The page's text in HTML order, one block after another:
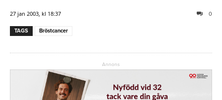
27 jan 2003, kl 18:37 0
TAGS Bröstcancer
Annons